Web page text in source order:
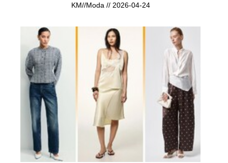
KM//Moda // 2026-04-24